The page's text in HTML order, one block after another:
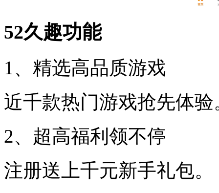
52久趣功能
1、精选高品质游戏
近千款热门游戏抢先体验
2、超高福利领不停
注册送上千元新手礼包。